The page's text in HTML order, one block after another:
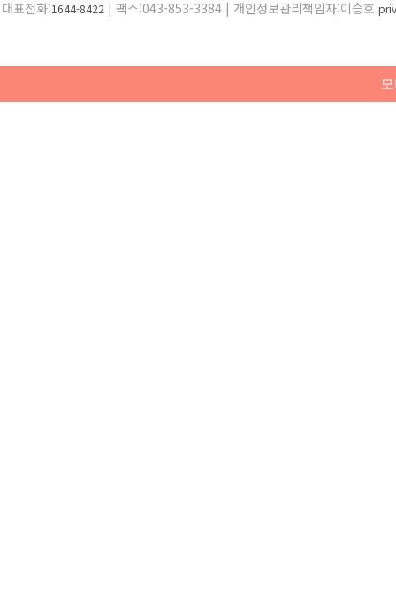
대표전화:1644-8422 | 팩스:043-853-3384 | 개인정보관리책임자:이승호